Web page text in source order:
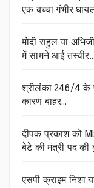
एक बच्चा गंभीर
मोदी राहुल या
में सामने आई तस्वीर…
श्रीलंका 246/4 के
कारण बाहर…
दीपक प्रकाश को
बेटे की मंत्री पद की
एसपी क्राइम निशा